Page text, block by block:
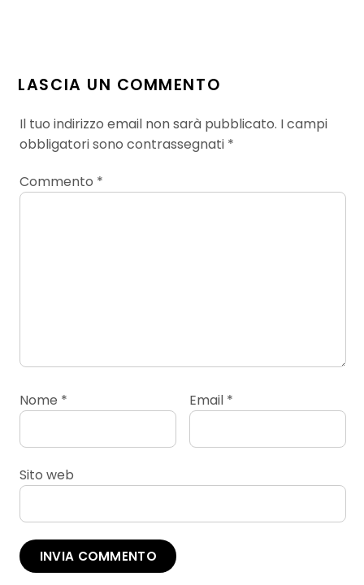
LASCIA UN COMMENTO
Il tuo indirizzo email non sarà pubblicato. I campi
obbligatori sono contrassegnati *
Commento *
Nome * Email *
Sito web